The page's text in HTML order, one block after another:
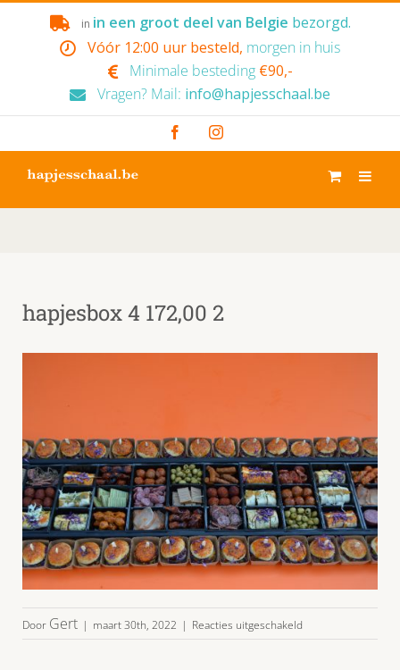
in in een groot deel van Belgie bezorgd.
Vóór 12:00 uur besteld, morgen in huis
Minimale besteding €90,-
Vragen? Mail: info@hapjesschaal.be
FacebookInstagram
hapjesbox 4 172,00 2
Door Gert | maart 30th, 2022 | Reacties uitgeschakeld
hapjesbox